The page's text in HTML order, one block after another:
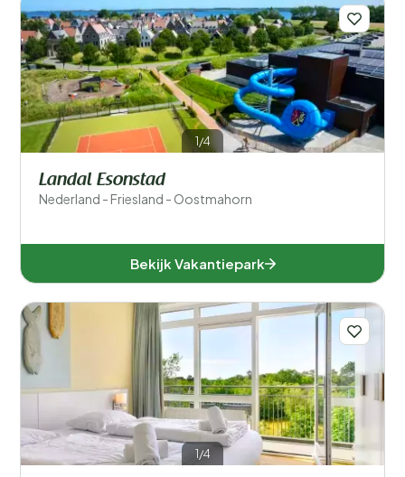
1/4
Landal Esonstad
Nederland - Friesland - Oostmahorn
Bekijk Vakantiepark
1/4